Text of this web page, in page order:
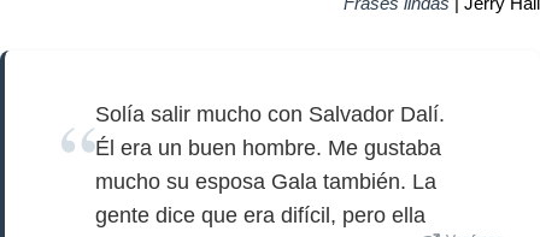
Solía salir mucho con Salvador Dalí.
Él era un buen hombre. Me gustaba
mucho su esposa Gala también. La
gente dice que era difícil, pero ella